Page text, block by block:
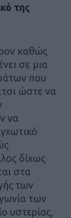
της
καθώς
σε μια
που
ώστε να
να
δίχως
στα
των
των
υστερίας,